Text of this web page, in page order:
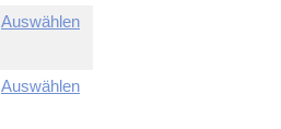
Auswählen
Auswählen